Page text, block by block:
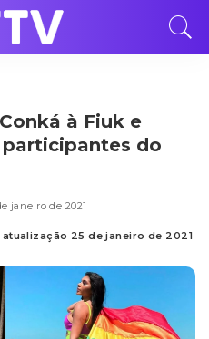
à Fiuk e
participantes do
janeiro de 2021
atualização 25 de janeiro de 2021